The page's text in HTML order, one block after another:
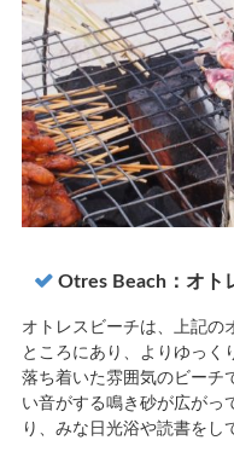
Otres Beach：オト
オトレスビーチは、上記の
ところにあり、よりゆっく
落ち着いた雰囲気のビーチ
い音がする鳴き砂が広がっ
り、みな日光浴や読書をし